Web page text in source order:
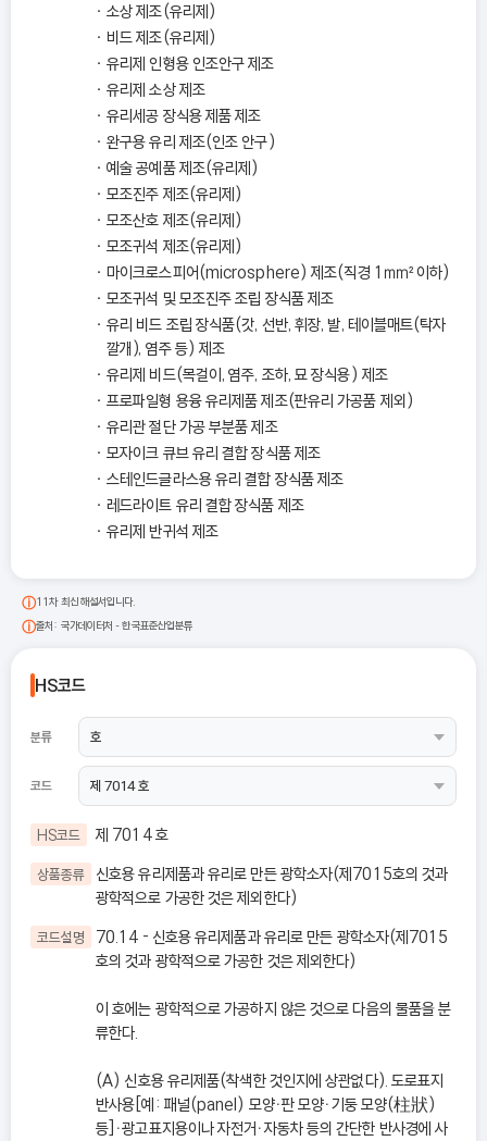
소상 제조(유리제)
비드 제조(유리제)
유리제 인형용 인조안구 제조
유리제 소상 제조
유리세공 장식용 제품 제조
완구용 유리 제조(인조 안구)
예술 공예품 제조(유리제)
모조진주 제조(유리제)
모조산호 제조(유리제)
모조귀석 제조(유리제)
마이크로스피어(microsphere) 제조(직경 1㎟ 이하)
모조귀석 및 모조진주 조립 장식품 제조
유리 비드 조립 장식품(갓, 선반, 휘장, 발, 테이블매트(탁자
깔개), 염주 등) 제조
유리제 비드(목걸이, 염주, 조하, 묘 장식용) 제조
프로파일형 용융 유리제품 제조(판유리 가공품 제외)
유리관 절단 가공 부분품 제조
모자이크 큐브 유리 결합 장식품 제조
스테인드글라스용 유리 결합 장식품 제조
레드라이트 유리 결합 장식품 제조
유리제 반귀석 제조
11차 최신 해설서입니다.
출처: 국가데이터처 - 한국표준산업분류
HS코드
분류
코드
HS코드 제 7014 호
상품종류
신호용 유리제품과 유리로 만든 광학소자(제7015호의 것과
광학적으로 가공한 것은 제외한다)
코드설명
70.14 - 신호용 유리제품과 유리로 만든 광학소자(제7015
호의 것과 광학적으로 가공한 것은 제외한다)
이 호에는 광학적으로 가공하지 않은 것으로 다음의 물품을 분
류한다.
(A) 신호용 유리제품(착색한 것인지에 상관없다). 도로표지
반사용[예: 패널(panel) 모양ㆍ판 모양ㆍ기둥 모양(柱狀)
등]ㆍ광고표지용이나 자전거ㆍ자동차 등의 간단한 반사경에 사